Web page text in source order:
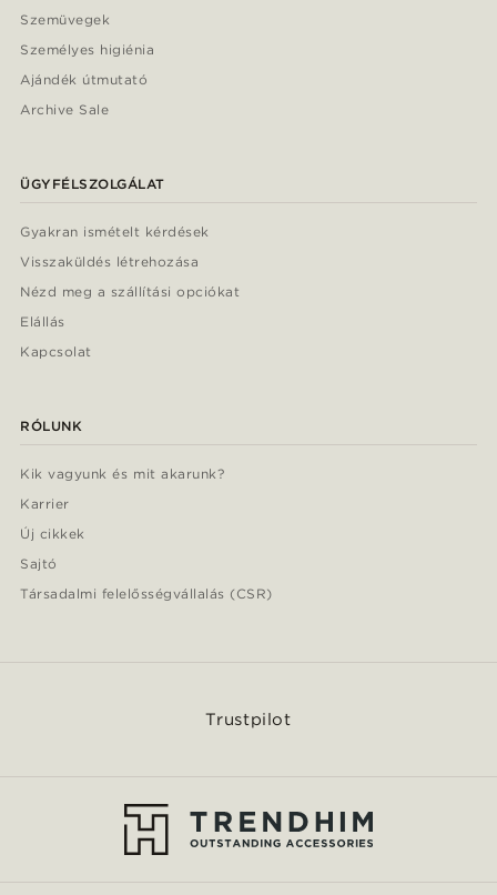
Szemüvegek
Személyes higiénia
Ajándék útmutató
Archive Sale
ÜGYFÉLSZOLGÁLAT
Gyakran ismételt kérdések
Visszaküldés létrehozása
Nézd meg a szállítási opciókat
Elállás
Kapcsolat
RÓLUNK
Kik vagyunk és mit akarunk?
Karrier
Új cikkek
Sajtó
Társadalmi felelősségvállalás (CSR)
Trustpilot